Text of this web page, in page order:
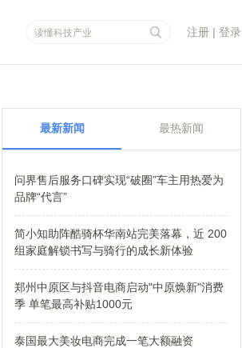
注册 | 登录
最新新闻 最热新闻
问界售后服务口碑实现“破圈”车主用热爱为
品牌“代言”
简小知助阵酷骑杯华南站完美落幕，近 200
组家庭解锁书写与骑行的成长新体验
郑州中原区与抖音电商启动"中原焕新"消费
季 单笔最高补贴1000元
泰国最大美妆电商完成一笔大额融资